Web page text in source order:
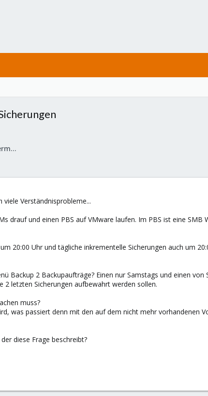
Proxmox Backup Server (Deutsch/German)
Verständnisprobleme...
drauf und einen PBS auf VMware laufen. Im PBS ist eine SMB
20:00 Uhr und tägliche inkrementelle Sicherungen auch um
Backup 2 Backupaufträge? Einen nur Samstags und einen von
2 letzten Sicherungen aufbewahrt werden sollen.
muss?
was passiert denn mit den auf dem nicht mehr vorhandenen
diese Frage beschreibt?